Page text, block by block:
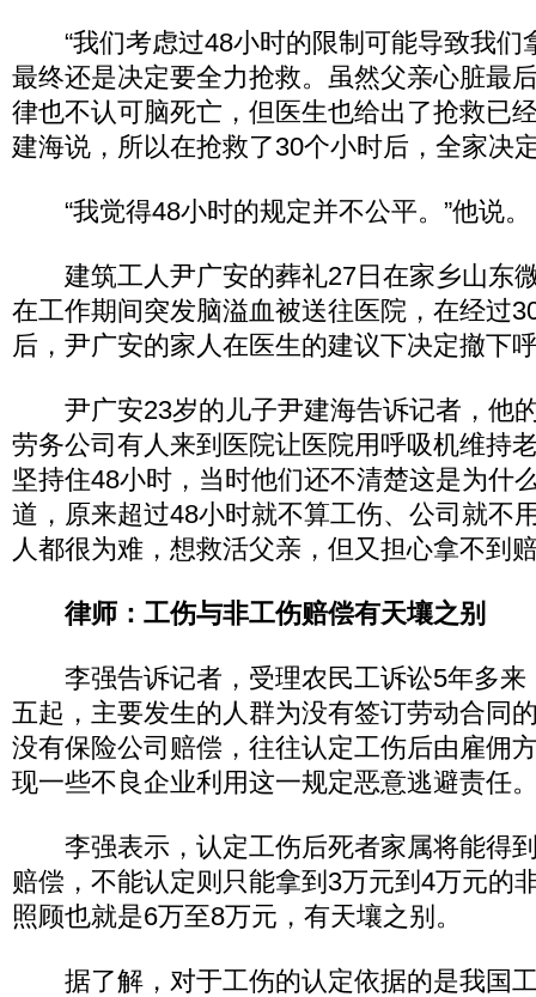
“我们考虑过48小时的限制可能导致我们
最终还是决定要全力抢救。虽然父亲心脏最
律也不认可脑死亡，但医生也给出了抢救已
建海说，所以在抢救了30个小时后，全家决
“我觉得48小时的规定并不公平。”他说。
建筑工人尹广安的葬礼27日在家乡山东
在工作期间突发脑溢血被送往医院，在经过
后，尹广安的家人在医生的建议下决定撤下
尹广安23岁的儿子尹建海告诉记者，他
劳务公司有人来到医院让医院用呼吸机维持
坚持住48小时，当时他们还不清楚这是为什
道，原来超过48小时就不算工伤、公司就不
人都很为难，想救活父亲，但又担心拿不到
律师：工伤与非工伤赔偿有天壤之别
李强告诉记者，受理农民工诉讼5年多来
五起，主要发生的人群为没有签订劳动合同
没有保险公司赔偿，往往认定工伤后由雇佣
现一些不良企业利用这一规定恶意逃避责任
李强表示，认定工伤后死者家属将能得
赔偿，不能认定则只能拿到3万元到4万元的
照顾也就是6万至8万元，有天壤之别。
据了解，对于工伤的认定依据的是我国